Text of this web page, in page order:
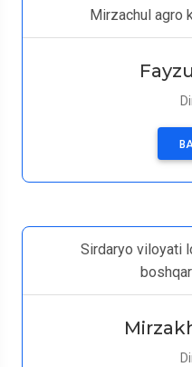
Mirzachul agro
Sirdaryo viloyati